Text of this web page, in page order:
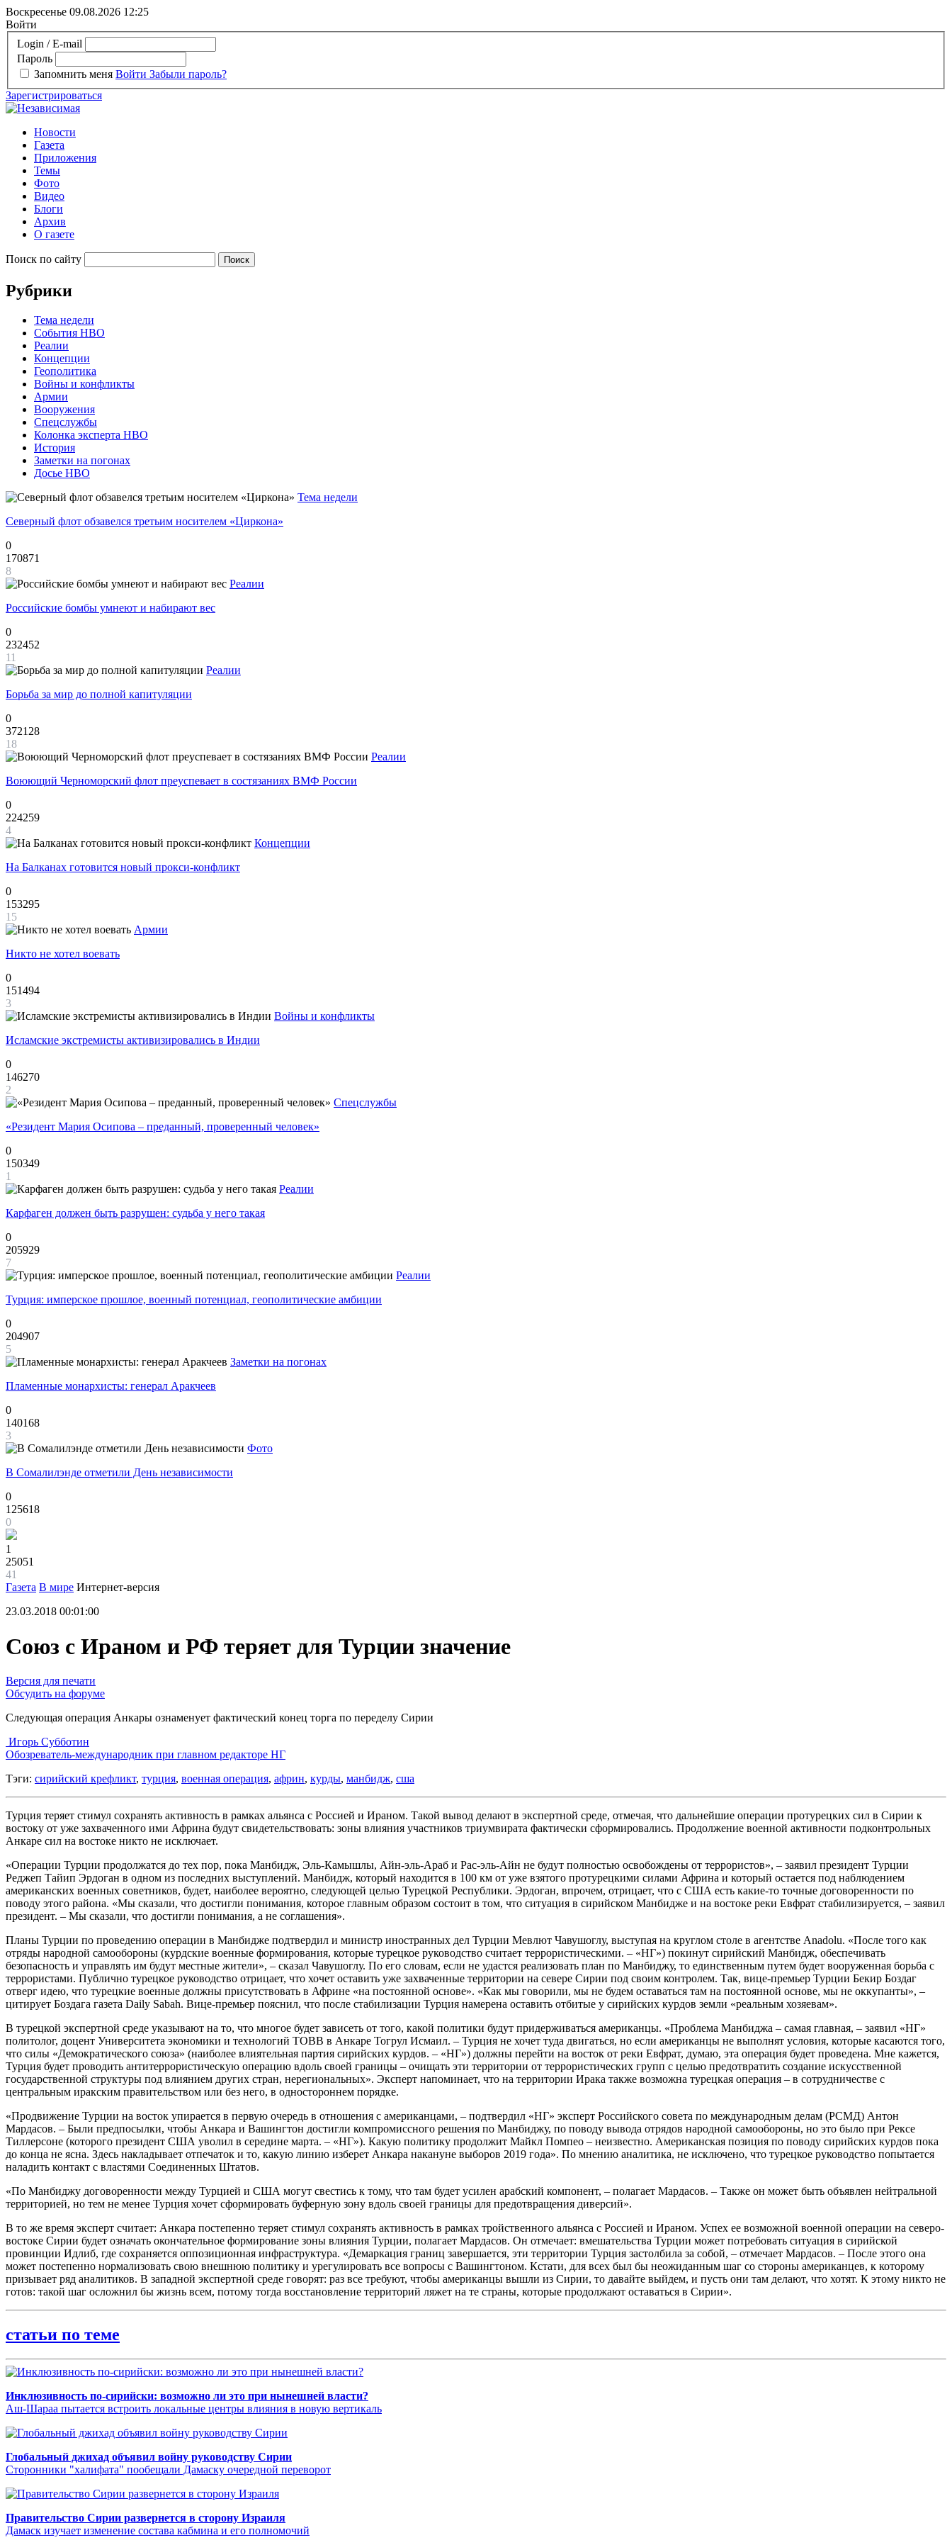
Воскресенье 09.08.2026 12:25
Войти
Login / E-mail
Пароль
Запомнить меня Войти Забыли пароль?
Зарегистрироваться
Новости
Газета
Приложения
Темы
Фото
Видео
Блоги
Архив
О газете
Поиск по сайту
Рубрики
Тема недели
События НВО
Реалии
Концепции
Геополитика
Войны и конфликты
Армии
Вооружения
Спецслужбы
Колонка эксперта НВО
История
Заметки на погонах
Досье НВО
Тема недели
Северный флот обзавелся третьим носителем «Циркона»
0
170871
8
Реалии
Российские бомбы умнеют и набирают вес
0
232452
11
Реалии
Борьба за мир до полной капитуляции
0
372128
18
Реалии
Воюющий Черноморский флот преуспевает в состязаниях ВМФ России
0
224259
4
Концепции
На Балканах готовится новый прокси-конфликт
0
153295
15
Армии
Никто не хотел воевать
0
151494
3
Войны и конфликты
Исламские экстремисты активизировались в Индии
0
146270
2
Спецслужбы
«Резидент Мария Осипова – преданный, проверенный человек»
0
150349
1
Реалии
Карфаген должен быть разрушен: судьба у него такая
0
205929
7
Реалии
Турция: имперское прошлое, военный потенциал, геополитические амбиции
0
204907
5
Заметки на погонах
Пламенные монархисты: генерал Аракчеев
0
140168
3
Фото
В Сомалилэнде отметили День независимости
0
125618
0
1
25051
41
Газета В мире Интернет-версия
23.03.2018 00:01:00
Союз с Ираном и РФ теряет для Турции значение
Версия для печати
Обсудить на форуме
Следующая операция Анкары ознаменует фактический конец торга по переделу Сирии
Игорь Субботин
Обозреватель-международник при главном редакторе НГ
Тэги: сирийский крефликт, турция, военная операция, африн, курды, манбидж, сша
Турция теряет стимул сохранять активность в рамках альянса с Россией и Ираном. Такой вывод делают в экспертной среде, отмечая, что дальнейшие операции протурецких сил в Сирии к
востоку от уже захваченного ими Африна будут свидетельствовать: зоны влияния участников триумвирата фактически сформировались. Продолжение военной активности подконтрольных
Анкаре сил на востоке никто не исключает.
«Операции Турции продолжатся до тех пор, пока Манбидж, Эль-Камышлы, Айн-эль-Араб и Рас-эль-Айн не будут полностью освобождены от террористов», – заявил президент Турции
Реджеп Тайип Эрдоган в одном из последних выступлений. Манбидж, который находится в 100 км от уже взятого протурецкими силами Африна и который остается под наблюдением
американских военных советников, будет, наиболее вероятно, следующей целью Турецкой Республики. Эрдоган, впрочем, отрицает, что с США есть какие-то точные договоренности по
поводу этого района. «Мы сказали, что достигли понимания, которое главным образом состоит в том, что ситуация в сирийском Манбидже и на востоке реки Евфрат стабилизируется, – заявил
президент. – Мы сказали, что достигли понимания, а не соглашения».
Планы Турции по проведению операции в Манбидже подтвердил и министр иностранных дел Турции Мевлют Чавушоглу, выступая на круглом столе в агентстве Anadolu. «После того как
отряды народной самообороны (курдские военные формирования, которые турецкое руководство считает террористическими. – «НГ») покинут сирийский Манбидж, обеспечивать
безопасность и управлять им будут местные жители», – сказал Чавушоглу. По его словам, если не удастся реализовать план по Манбиджу, то единственным путем будет вооруженная борьба с
террористами. Публично турецкое руководство отрицает, что хочет оставить уже захваченные территории на севере Сирии под своим контролем. Так, вице-премьер Турции Бекир Боздаг
отверг идею, что турецкие военные должны присутствовать в Африне «на постоянной основе». «Как мы говорили, мы не будем оставаться там на постоянной основе, мы не оккупанты», –
цитирует Боздага газета Daily Sabah. Вице-премьер пояснил, что после стабилизации Турция намерена оставить отбитые у сирийских курдов земли «реальным хозяевам».
В турецкой экспертной среде указывают на то, что многое будет зависеть от того, какой политики будут придерживаться американцы. «Проблема Манбиджа – самая главная, – заявил «НГ»
политолог, доцент Университета экономики и технологий TOBB в Анкаре Тогрул Исмаил. – Турция не хочет туда двигаться, но если американцы не выполнят условия, которые касаются того,
что силы «Демократического союза» (наиболее влиятельная партия сирийских курдов. – «НГ») должны перейти на восток от реки Евфрат, думаю, эта операция будет проведена. Мне кажется,
Турция будет проводить антитеррористическую операцию вдоль своей границы – очищать эти территории от террористических групп с целью предотвратить создание искусственной
государственной структуры под влиянием других стран, нерегиональных». Эксперт напоминает, что на территории Ирака также возможна турецкая операция – в сотрудничестве с
центральным иракским правительством или без него, в одностороннем порядке.
«Продвижение Турции на восток упирается в первую очередь в отношения с американцами, – подтвердил «НГ» эксперт Российского совета по международным делам (РСМД) Антон
Мардасов. – Были предпосылки, чтобы Анкара и Вашингтон достигли компромиссного решения по Манбиджу, по поводу вывода отрядов народной самообороны, но это было при Рексе
Тиллерсоне (которого президент США уволил в середине марта. – «НГ»). Какую политику продолжит Майкл Помпео – неизвестно. Американская позиция по поводу сирийских курдов пока
до конца не ясна. Здесь накладывает отпечаток и то, какую линию изберет Анкара накануне выборов 2019 года». По мнению аналитика, не исключено, что турецкое руководство попытается
наладить контакт с властями Соединенных Штатов.
«По Манбиджу договоренности между Турцией и США могут свестись к тому, что там будет усилен арабский компонент, – полагает Мардасов. – Также он может быть объявлен нейтральной
территорией, но тем не менее Турция хочет сформировать буферную зону вдоль своей границы для предотвращения диверсий».
В то же время эксперт считает: Анкара постепенно теряет стимул сохранять активность в рамках тройственного альянса с Россией и Ираном. Успех ее возможной военной операции на северо-
востоке Сирии будет означать окончательное формирование зоны влияния Турции, полагает Мардасов. Он отмечает: вмешательства Турции может потребовать ситуация в сирийской
провинции Идлиб, где сохраняется оппозиционная инфраструктура. «Демаркация границ завершается, эти территории Турция застолбила за собой, – отмечает Мардасов. – После этого она
может постепенно нормализовать свою внешнюю политику и урегулировать все вопросы с Вашингтоном. Кстати, для всех был бы неожиданным шаг со стороны американцев, к которому
призывает ряд аналитиков. В западной экспертной среде говорят: раз все требуют, чтобы американцы вышли из Сирии, то давайте выйдем, и пусть они там делают, что хотят. К этому никто не
готов: такой шаг осложнил бы жизнь всем, потому тогда восстановление территорий ляжет на те страны, которые продолжают оставаться в Сирии».
статьи по теме
Инклюзивность по-сирийски: возможно ли это при нынешней власти?
Аш-Шараа пытается встроить локальные центры влияния в новую вертикаль
Глобальный джихад объявил войну руководству Сирии
Сторонники "халифата" пообещали Дамаску очередной переворот
Правительство Сирии развернется в сторону Израиля
Дамаск изучает изменение состава кабмина и его полномочий